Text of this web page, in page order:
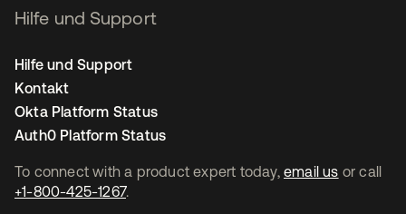
To connect with a product expert today, email us or call
+1-800-425-1267.
Hilfe und Support
Hilfe und Support
Kontakt
Okta Platform Status
Auth0 Platform Status